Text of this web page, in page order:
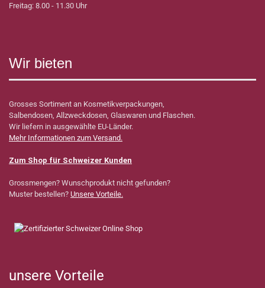
Freitag: 8.00 - 11.30 Uhr
Wir bieten
Grosses Sortiment an Kosmetikverpackungen,
Salbendosen, Allzweckdosen, Glaswaren und Flaschen.
Wir liefern in ausgewählte EU-Länder.
Mehr Informationen zum Versand.
Zum Shop für Schweizer Kunden
Grossmengen? Wunschprodukt nicht gefunden?
Muster bestellen? Unsere Vorteile.
unsere Vorteile